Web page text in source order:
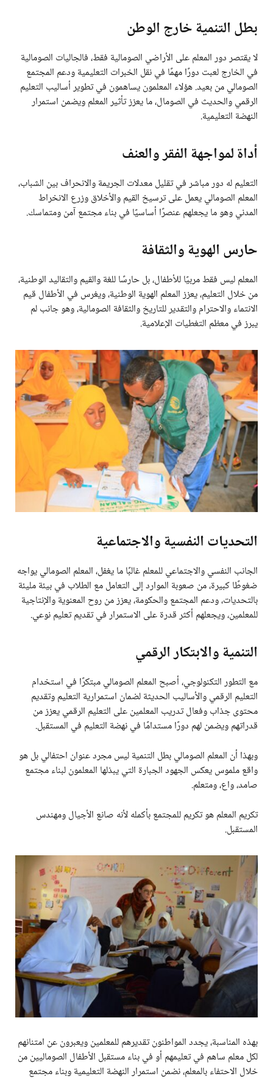
بطل التنمية خارج الوطن
لا يقتصر دور المعلم على الأراضي الصومالية فقط، فالجاليات الصومالية
في الخارج لعبت دورًا مهمًا في نقل الخبرات التعليمية ودعم المجتمع
الصومالي من بعيد. هؤلاء المعلمون يساهمون في تطوير أساليب التعليم
الرقمي والحديث في الصومال، ما يعزز تأثير المعلم ويضمن استمرار
النهضة التعليمية.
أداة لمواجهة الفقر والعنف
التعليم له دور مباشر في تقليل معدلات الجريمة والانحراف بين الشباب،
المعلم الصومالي يعمل على ترسيخ القيم والأخلاق وزرع الانخراط
المدني وهو ما يجعلهم عنصرًا أساسيًا في بناء مجتمع آمن ومتماسك.
حارس الهوية والثقافة
المعلم ليس فقط مربيًا للأطفال، بل حارسًا للغة والقيم والتقاليد الوطنية،
من خلال التعليم، يعزز المعلم الهوية الوطنية، ويغرس في الأطفال قيم
الانتماء والاحترام والتقدير للتاريخ والثقافة الصومالية، وهو جانب لم
يبرز في معظم التغطيات الإعلامية.
التحديات النفسية والاجتماعية
الجانب النفسي والاجتماعي للمعلم غالبًا ما يغفل، المعلم الصومالي يواجه
ضغوطًا كبيرة، من صعوبة الموارد إلى التعامل مع الطلاب في بيئة مليئة
بالتحديات، ودعم المجتمع والحكومة، يعزز من روح المعنوية والإنتاجية
للمعلمين، ويجعلهم أكثر قدرة على الاستمرار في تقديم تعليم نوعي.
التنمية والابتكار الرقمي
مع التطور التكنولوجي، أصبح المعلم الصومالي مبتكرًا في استخدام
التعليم الرقمي والأساليب الحديثة لضمان استمرارية التعليم وتقديم
محتوى جذاب وفعال تدريب المعلمين على التعليم الرقمي يعزز من
قدراتهم ويضمن لهم دورًا مستدامًا في نهضة التعليم في المستقبل.
وبهذا أن المعلم الصومالي بطل التنمية ليس مجرد عنوان احتفالي بل هو
واقع ملموس يعكس الجهود الجبارة التي يبذلها المعلمون لبناء مجتمع
صامد، واع، ومتعلم.
تكريم المعلم هو تكريم للمجتمع بأكمله لأنه صانع الأجيال ومهندس
المستقبل.
بهذه المناسبة، يجدد المواطنون تقديرهم للمعلمين ويعبرون عن امتنانهم
لكل معلم ساهم في تعليمهم أو في بناء مستقبل الأطفال الصوماليين من
خلال الاحتفاء بالمعلم، نضمن استمرار النهضة التعليمية وبناء مجتمع